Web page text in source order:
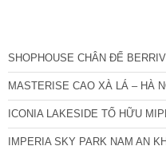
SHOPHOUSE CHÂN ĐẾ
MASTERISE CAO XÀ LÁ – HÀ
ICONIA LAKESIDE TỐ HỮU
IMPERIA SKY PARK NAM AN